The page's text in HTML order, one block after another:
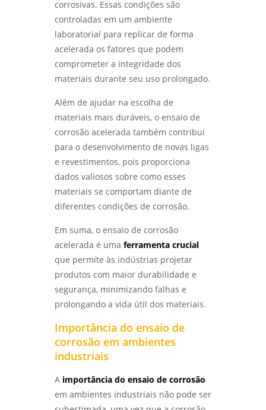
DESCUBRA OS SEGREDOS DO LABORATÓRIO
METALOGRÁFICO E TRANSFORME SEUS
PROJETOS - LABMETAL
DESVENDANDO OS SEGREDOS DA ANÁLISE
METALOGRÁFICA DE METAIS PARA INOVAÇÕES
INDUSTRIAIS - LABMETAL
DESVENDANDO O ENSAIO METALOGRÁFICO: A
CHAVE PARA MATERIAIS DE ALTA
PERFORMANCE - LABMETAL
DESCUBRA OS SEGREDOS DO LABORATÓRIO
DE METALOGRAFIA E TRANSFORME SEUS
PROJETOS - LABMETAL
COMO REALIZAR UMA ANÁLISE DO TIPO DE
ANÁLISE DE FALHAS EM EQUIPAMENTOS
LABMETAL
COMO REALIZAR O ENSAIO DE CORROSÃO POR
PITE DE FORMA EFICIENTE - LABMETAL
IDENTIFIQUE PROBLEMAS COMUNS NA
ANÁLISE DE FALHAS EM ENGRENAGENS EM SP
- LABMETAL
ANÁLISE DE FALHAS EM ROLAMENTOS EM SP:
SOLUÇÕES E MELHORES PRÁTICAS - LABMETAL
análise de falhas em engrenagens
análise de falhas em engrenagens em sp
análise de falhas em equipamentos
eletricos
análise de falhas em rolamentos em sp
análise de falhas em rolamentos em são
paulo
análise de falhas para manutenção em
sp
análise de falhas para manutenção em
são paulo
análise do tipo de quebra
ensaio de corrosão
ensaio de corrosão acelerada em sp
ensaio de corrosão acelerada em são
paulo
ensaio de corrosão intergranular em são
paulo
corrosivas. Essas condições são
controladas em um ambiente
laboratorial para replicar de forma
acelerada os fatores que podem
comprometer a integridade dos
materiais durante seu uso prolongado.
Além de ajudar na escolha de
materiais mais duráveis, o ensaio de
corrosão acelerada também contribui
para o desenvolvimento de novas ligas
e revestimentos, pois proporciona
dados valiosos sobre como esses
materiais se comportam diante de
diferentes condições de corrosão.
Em suma, o ensaio de corrosão
acelerada é uma ferramenta crucial
que permite às indústrias projetar
produtos com maior durabilidade e
segurança, minimizando falhas e
prolongando a vida útil dos materiais.
Importância do ensaio de
corrosão em ambientes
industriais
A importância do ensaio de corrosão
em ambientes industriais não pode ser